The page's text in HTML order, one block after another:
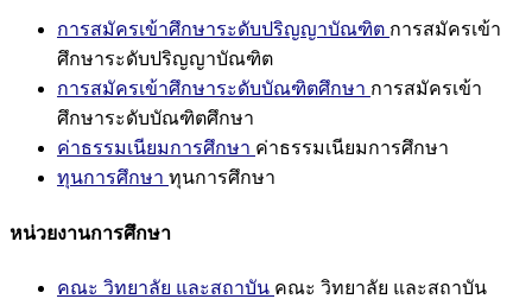
การสมัครเข้าศึกษาระดับปริญญาบัณฑิต การสมัครเข้า
ศึกษาระดับปริญญาบัณฑิต
การสมัครเข้าศึกษาระดับบัณฑิตศึกษา การสมัครเข้า
ศึกษาระดับบัณฑิตศึกษา
ค่าธรรมเนียมการศึกษา ค่าธรรมเนียมการศึกษา
ทุนการศึกษา ทุนการศึกษา
หน่วยงานการศึกษา
คณะ วิทยาลัย และสถาบัน คณะ วิทยาลัย และสถาบัน